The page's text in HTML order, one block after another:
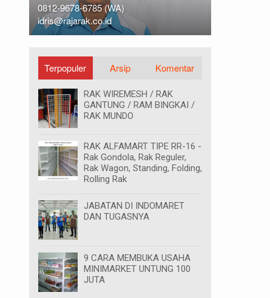
0812-9678-6785 (WA)
idris@rajarak.co.id
Terpopuler Arsip Komentar
RAK WIREMESH / RAK
GANTUNG / RAM BINGKAI /
RAK MUNDO
RAK ALFAMART TIPE RR-16 -
Rak Gondola, Rak Reguler,
Rak Wagon, Standing, Folding,
Rolling Rak
JABATAN DI INDOMARET
DAN TUGASNYA
9 CARA MEMBUKA USAHA
MINIMARKET UNTUNG 100
JUTA